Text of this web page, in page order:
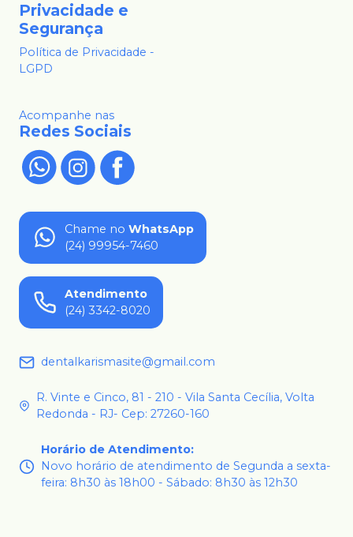
Privacidade e
Segurança
Política de Privacidade -
LGPD
Acompanhe nas
Redes Sociais
Chame no WhatsApp
(24) 99954-7460
Atendimento
(24) 3342-8020
dentalkarismasite@gmail.com
R. Vinte e Cinco, 81 - 210 - Vila Santa Cecília, Volta
Redonda - RJ- Cep: 27260-160
Horário de Atendimento:
Novo horário de atendimento de Segunda a sexta-
feira: 8h30 às 18h00 - Sábado: 8h30 às 12h30